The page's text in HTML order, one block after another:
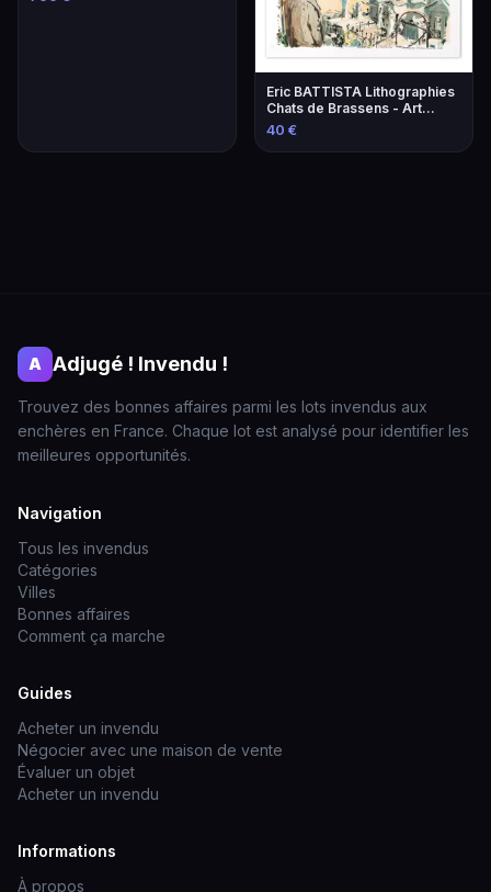
Eric BATTISTA Lithographies
Chats de Brassens - Art
Contemporain
40 €
A Adjugé ! Invendu !
Trouvez des bonnes affaires parmi les lots invendus aux
enchères en France. Chaque lot est analysé pour identifier les
meilleures opportunités.
Navigation
Tous les invendus
Catégories
Villes
Bonnes affaires
Comment ça marche
Guides
Acheter un invendu
Négocier avec une maison de vente
Évaluer un objet
Acheter un invendu
Informations
À propos